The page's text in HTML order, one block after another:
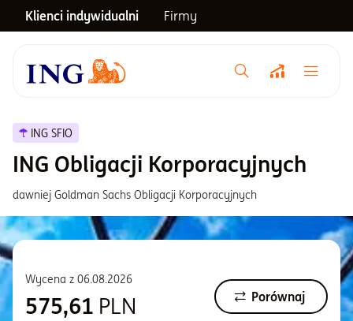
Klienci indywidualni Firmy
Menu główne
Notowania
Inwestycje
Blog
ING SFIO
ING Obligacji Korporacyjnych
dawniej Goldman Sachs Obligacji Korporacyjnych
Wycena z 06.08.2026
575,61 PLN Porównaj